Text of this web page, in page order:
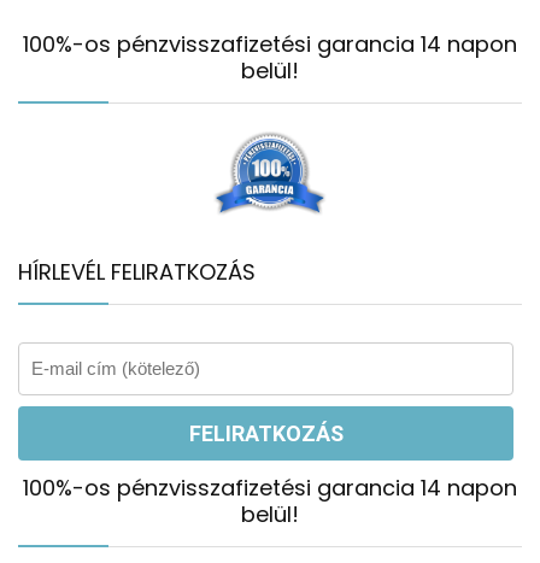
100%-os pénzvisszafizetési garancia 14 napon
belül!
HÍRLEVÉL FELIRATKOZÁS
100%-os pénzvisszafizetési garancia 14 napon
belül!